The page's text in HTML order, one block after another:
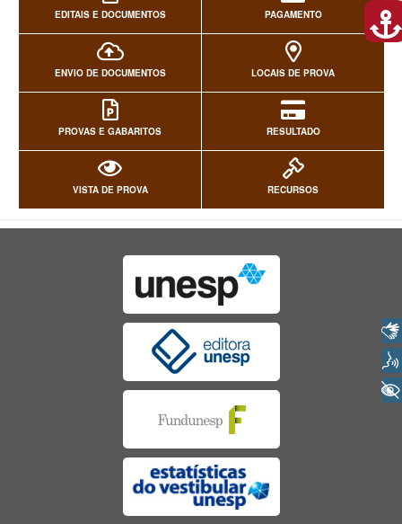
EDITAIS E DOCUMENTOS PAGAMENTO
ENVIO DE DOCUMENTOS LOCAIS DE PROVA
PROVAS E GABARITOS RESULTADO
VISTA DE PROVA RECURSOS
+ Acessibilidade